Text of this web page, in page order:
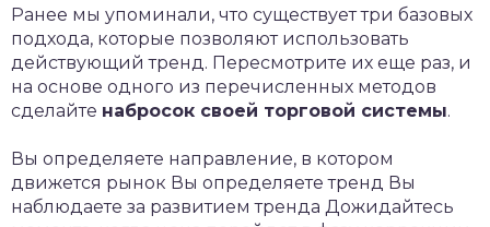
Ранее мы упоминали, что существует три базовых
подхода, которые позволяют использовать
действующий тренд. Пересмотрите их еще раз, и
на основе одного из перечисленных методов
сделайте набросок своей торговой системы.
Вы определяете направление, в котором
движется рынок Вы определяете тренд Вы
наблюдаете за развитием тренда Дожидайтесь